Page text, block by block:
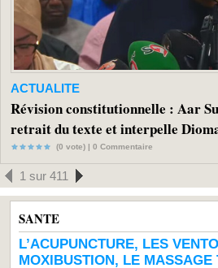
ACTUALITE
Révision constitutionnelle : Aar
retrait du texte et interpelle
(0 vote) | 0 Commentaire
1 sur 411
SANTE
L’ACUPUNCTURE, LES
MOXIBUSTION, LE MASSAGE